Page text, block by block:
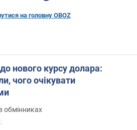
на головну OBOZ
нового курсу долара:
чого очікувати
обмінниках